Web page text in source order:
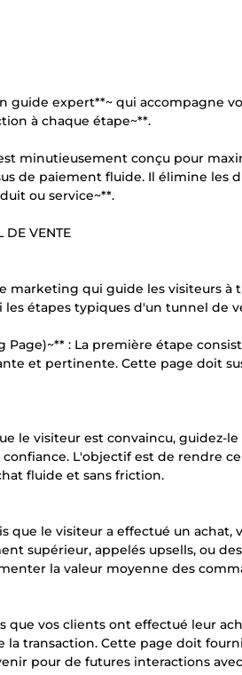
guide expert**~ qui accompagne
à chaque étape~**.
minutieusement conçu pour
de paiement fluide. Il élimine
ou service~**.
DE VENTE
qui guide les visiteurs à
étapes typiques d'un tunnel de
: La première étape
et pertinente. Cette page doit
le visiteur est convaincu,
L'objectif est de rendre
fluide et sans friction.
que le visiteur a effectué un
supérieur, appelés upsells, ou
la valeur moyenne des
que vos clients ont effectué leur
transaction. Cette page doit
pour de futures interactions